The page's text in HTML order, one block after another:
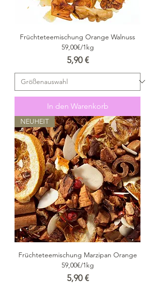
Früchteteemischung Orange Walnuss
59,00€/1kg
Preis
5,90 €
In den Warenkorb
NEUHEIT
Früchteteemischung Marzipan Orange
59,00€/1kg
Preis
5,90 €